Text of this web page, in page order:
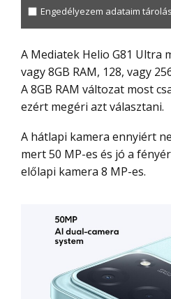
Engedélyezem adataim
A Mediatek Helio G81 Ultra működteti, és van 6,
vagy 8GB RAM, 128, vagy
A 8GB RAM változat most
ezért megéri azt választani.
A hátlapi kamera ennyiért nem is lehetne jobb,
mert 50 MP-es és jó a
előlapi kamera 8 MP-es.